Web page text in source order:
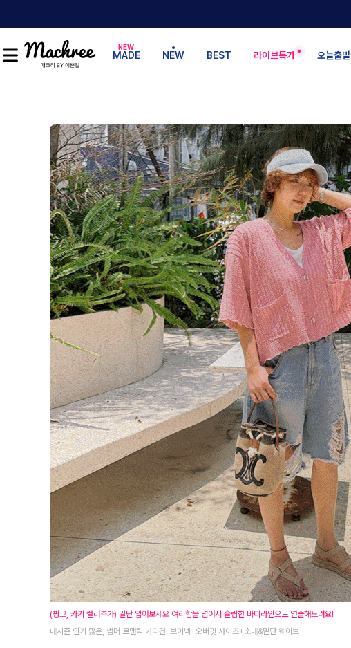
MADE NEW BEST 라이브특가 오늘출발
(핑크, 카키 컬러추가) 일단 입어보세요 여리함을 넘어서 슬림한 바디라인으로 연출해드려요!
매시즌 인기 많은, 썸머 로맨틱 가디건! 브이넥+오버핏 사이즈+소매&밑단 웨이브